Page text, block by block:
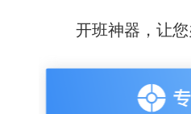
开班神器，让您